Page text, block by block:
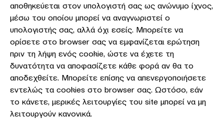
αποθηκεύεται στον υπολογιστή σας ως ανώνυμο ίχνος,
μέσω του οποίου μπορεί να αναγνωριστεί ο
υπολογιστής σας, αλλά όχι εσείς. Μπορείτε να
ορίσετε στο browser σας να εμφανίζεται ερώτηση
πριν τη λήψη ενός cookie, ώστε να έχετε τη
δυνατότητα να αποφασίζετε κάθε φορά αν θα το
αποδεχθείτε. Μπορείτε επίσης να απενεργοποιήσετε
εντελώς τα cookies στο browser σας. Ωστόσο, εάν
το κάνετε, μερικές λειτουργίες του site μπορεί να μη
λειτουργούν κανονικά.